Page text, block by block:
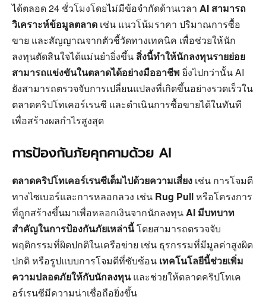
ได้ตลอด 24 ชั่วโมงโดยไม่มีข้อจำกัดด้านเวลา AI สามารถ
วิเคราะห์ข้อมูลตลาด เช่น แนวโน้มราคา ปริมาณการซื้อ
ขาย และสัญญาณจากตัวชี้วัดทางเทคนิค เพื่อช่วยให้นัก
ลงทุนตัดสินใจได้แม่นยำยิ่งขึ้น สิ่งนี้ทำให้นักลงทุนรายย่อย
สามารถแข่งขันในตลาดได้อย่างมืออาชีพ ยิ่งไปกว่านั้น AI
ยังสามารถตรวจจับการเปลี่ยนแปลงที่เกิดขึ้นอย่างรวดเร็วใน
ตลาดคริปโทเคอร์เรนซี และดำเนินการซื้อขายได้ในทันที
เพื่อสร้างผลกำไรสูงสุด
การป้องกันภัยคุกคามด้วย AI
ตลาดคริปโทเคอร์เรนซีเต็มไปด้วยความเสี่ยง เช่น การโจมตี
ทางไซเบอร์และการหลอกลวง เช่น Rug Pullหรือโครงการ
ที่ถูกสร้างขึ้นมาเพื่อหลอกเงินจากนักลงทุนAI มีบทบาท
สำคัญในการป้องกันภัยเหล่านี้โดยสามารถตรวจจับ
พฤติกรรมที่ผิดปกติในเครือข่าย เช่น ธุรกรรมที่มีมูลค่าสูงผิด
ปกติ หรือรูปแบบการโจมตีที่ซับซ้อน เทคโนโลยีนี้ช่วยเพิ่ม
ความปลอดภัยให้กับนักลงทุนและช่วยให้ตลาดคริปโทเค
อร์เรนซีมีความน่าเชื่อถือยิ่งขึ้น